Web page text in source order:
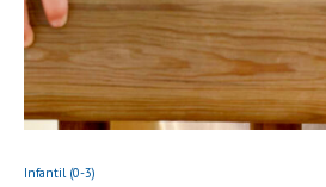
Infantil (0-3)